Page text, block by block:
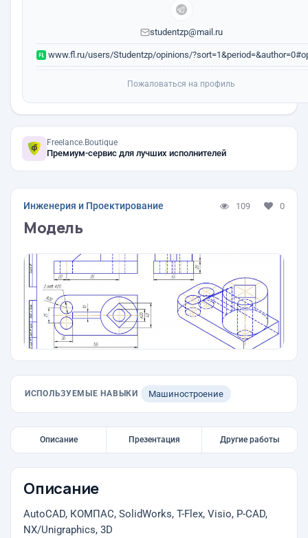
studentzp@mail.ru
www.fl.ru/users/Studentzp/opinions/
Пожаловаться на профиль
Freelance.Boutique
Премиум-сервис для лучших исполнителей
Инженерия и Проектирование 109 0
Модель
ИСПОЛЬЗУЕМЫЕ НАВЫКИ Машиностроение
Описание Презентация Другие работы
Описание
AutoCAD, КОМПАС, SolidWorks, T-Flex, Visio, P-CAD,
NX/Unigraphics, 3D